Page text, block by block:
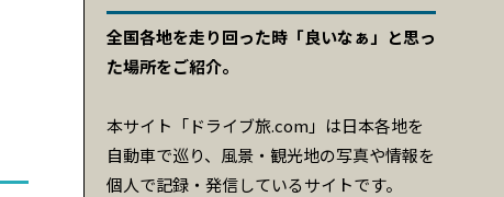
全国各地を走り回った時「良いなぁ」と思っ
た場所をご紹介。
本サイト「ドライブ旅.com」は日本各地を
自動車で巡り、風景・観光地の写真や情報を
個人で記録・発信しているサイトです。